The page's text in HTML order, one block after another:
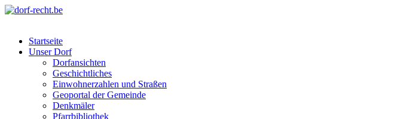
Skip
Startseite
Unser Dorf
Dorfansichten
Geschichtliches
Einwohnerzahlen und Straßen
Geoportal der Gemeinde
Denkmäler
Pfarrbibliothek